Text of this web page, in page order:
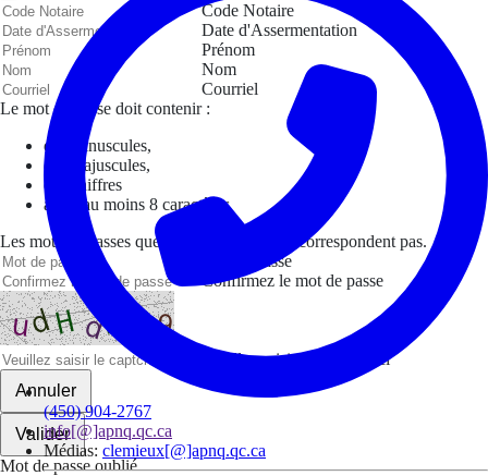
(450) 904-2767
info[@]apnq.qc.ca
Médias: clemieux[@]apnq.qc.ca
Code Notaire
Date d'Assermentation
Prénom
Nom
Courriel
Le mot de passe doit contenir :
des minuscules,
des majuscules,
des chiffres
avoir au moins 8 caractères
Les mots de passes que vous avez saisis ne correspondent pas.
Mot de passe
Confirmez le mot de passe
Veuillez saisir le captcha ici
Annuler
Valider
Mot de passe oublié